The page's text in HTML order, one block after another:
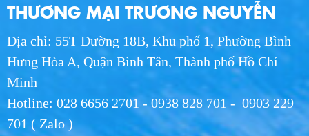
THƯƠNG MẠI TRƯƠNG NGUYỄN
Địa chỉ: 55T Đường 18B, Khu phố 1, Phường Bình
Hưng Hòa A, Quận Bình Tân, Thành phố Hồ Chí
Minh
Hotline: 028 6656 2701 - 0938 828 701 - 0903 229
701 ( Zalo )